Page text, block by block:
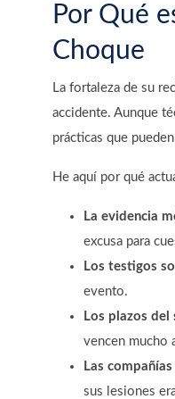
Por Qué
Choque
La fortaleza de su
accidente. Aunque
prácticas que
He aquí por qué
La evidencia
excusa para
Los testigos
evento.
Los plazos
vencen mucho
Las
sus lesiones